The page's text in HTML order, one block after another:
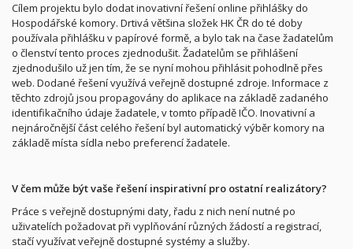
Cílem projektu bylo dodat inovativní řešení online přihlášky do
Hospodářské komory. Drtivá většina složek HK ČR do té doby
používala přihlášku v papírové formě, a bylo tak na čase žadatelům
o členství tento proces zjednodušit. Žadatelům se přihlášení
zjednodušilo už jen tím, že se nyní mohou přihlásit pohodlně přes
web. Dodané řešení využívá veřejně dostupné zdroje. Informace z
těchto zdrojů jsou propagovány do aplikace na základě zadaného
identifikačního údaje žadatele, v tomto případě IČO. Inovativní a
nejnáročnější část celého řešení byl automatický výběr komory na
základě místa sídla nebo preferencí žadatele.
V čem může být vaše řešení inspirativní pro ostatní realizátory?
Práce s veřejně dostupnými daty, řadu z nich není nutné po
uživatelích požadovat při vyplňování různých žádostí a registrací,
stačí využívat veřejně dostupné systémy a služby.